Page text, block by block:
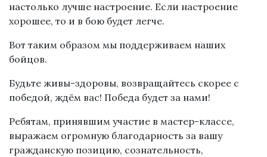
настолько лучше настроение. Если настроение
хорошее, то и в бою будет легче.
Вот таким образом мы поддерживаем наших
бойцов.
Будьте живы-здоровы, возвращайтесь скорее с
победой, ждём вас! Победа будет за нами!
Ребятам, принявшим участие в мастер-классе,
выражаем огромную благодарность за вашу
гражданскую позицию, сознательность,